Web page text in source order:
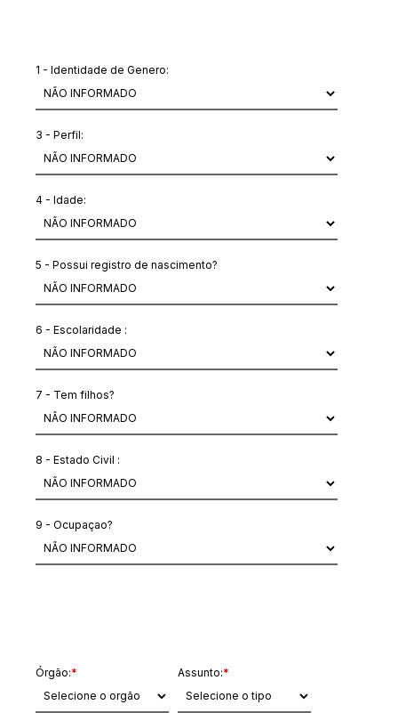
1 - Identidade de Genero:
3 - Perfil:
4 - Idade:
5 - Possui registro de nascimento?
6 - Escolaridade :
7 - Tem filhos?
8 - Estado Civil :
9 - Ocupaçao?
Órgão:* Assunto:*